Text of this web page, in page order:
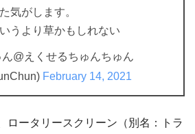
気がします。
うより草かもしれない
@えくせるちゅんちゅん
February 14, 2021
ロータリースクリーン（別名：トラ